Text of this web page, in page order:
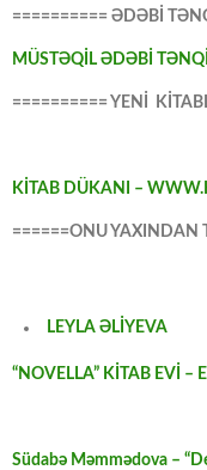
========== ƏDƏBİ
MÜSTƏQİL ƏDƏBİ
========== YENİ
KİTAB DÜKANI –
======ONU YAXINDAN
LEYLA ƏLİYEVA
“NOVELLA” KİTAB EVİ –
Südabə Məmmədova –